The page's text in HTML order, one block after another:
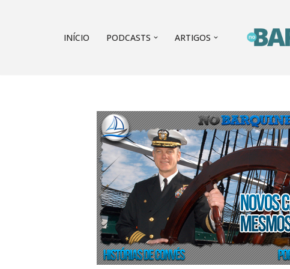
INÍCIO PODCASTS ARTIGOS